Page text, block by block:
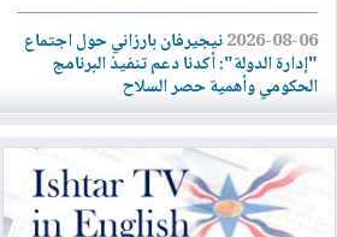
2026-08-06نيجيرفان بارزاني حول اجتماع
"إدارة الدولة": أكدنا دعم تنفيذ البرنامج
الحكومي وأهمية حصر السلاح
2026-08-06ائتلاف ادارة الدولة: من
يقومون بسلوك يهدد امن البلاد خارجون عن
القانون يجب محاربتهم